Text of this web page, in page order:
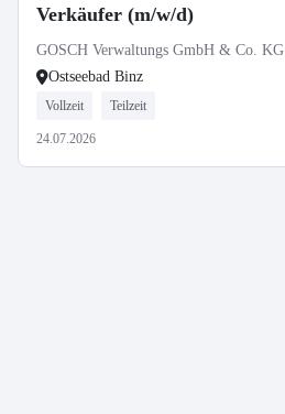
Verkäufer (m/w/d)
GOSCH Verwaltungs GmbH & Co. KG
Ostseebad Binz
Vollzeit Teilzeit
24.07.2026